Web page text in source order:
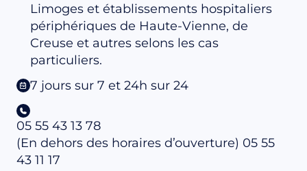
Limoges et établissements hospitaliers
périphériques de Haute-Vienne, de
Creuse et autres selons les cas
particuliers.
7 jours sur 7 et 24h sur 24
05 55 43 13 78
(En dehors des horaires d’ouverture) 05 55
43 11 17